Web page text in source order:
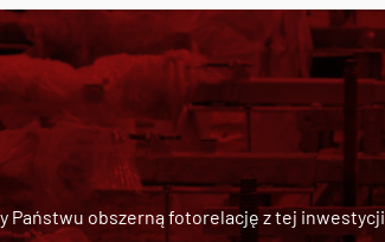
Państwu obszerną fotorelację z tej inwestycji.